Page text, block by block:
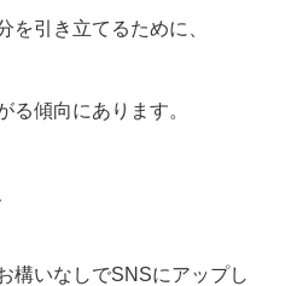
を引き立てるために、
る傾向にあります。
構いなしでSNSにアップし